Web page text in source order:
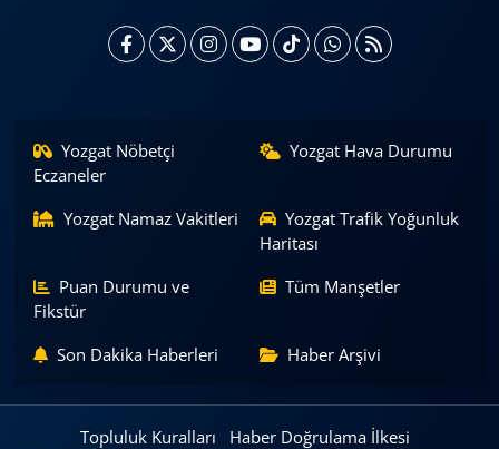
Yozgat Nöbetçi
Eczaneler
Yozgat Hava Durumu
Yozgat Namaz Vakitleri
Yozgat Trafik Yoğunluk
Haritası
Puan Durumu ve
Fikstür
Tüm Manşetler
Son Dakika Haberleri Haber Arşivi
Topluluk Kuralları
Haber Doğrulama İlkesi